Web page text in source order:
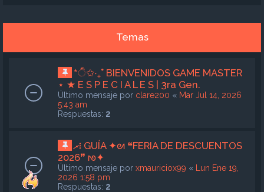
Temas
*ੈ✩‧₊˚ BIENVENIDOS GAME MASTER
⋆ ★ E S P E C I A L E S | 3ra Gen.
Último mensaje por clare200 « Mar Jul 14, 2026
5:43 am
Respuestas: 2
ރ፧ GUÍA ✦ᘛ ❝FERIA DE DESCUENTOS
2026❞ ᘚ✦
Último mensaje por xmauriciox99 «
Lun Ene 19,
2026 1:58 pm
Respuestas: 2